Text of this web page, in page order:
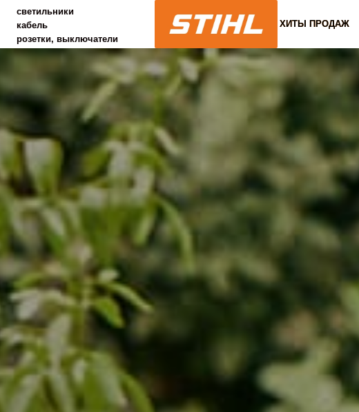
ХИТЫ ПРОДАЖ
светильники
кабель
розетки, выключатели
ХИТЫ ПРОДАЖ